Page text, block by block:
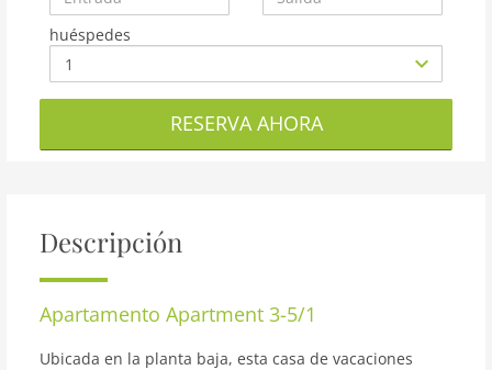
huéspedes
RESERVA AHORA
Descripción
Apartamento Apartment 3-5/1
Ubicada en la planta baja, esta casa de vacaciones